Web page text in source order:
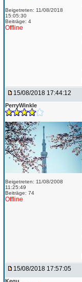
Beigetreten: 11/08/2018
15:05:30
Beiträge: 4
Offline
15/08/2018 17:44:12
PerryWinkle
Beigetreten: 11/08/2008
11:25:49
Beiträge: 74
Offline
15/08/2018 17:57:05